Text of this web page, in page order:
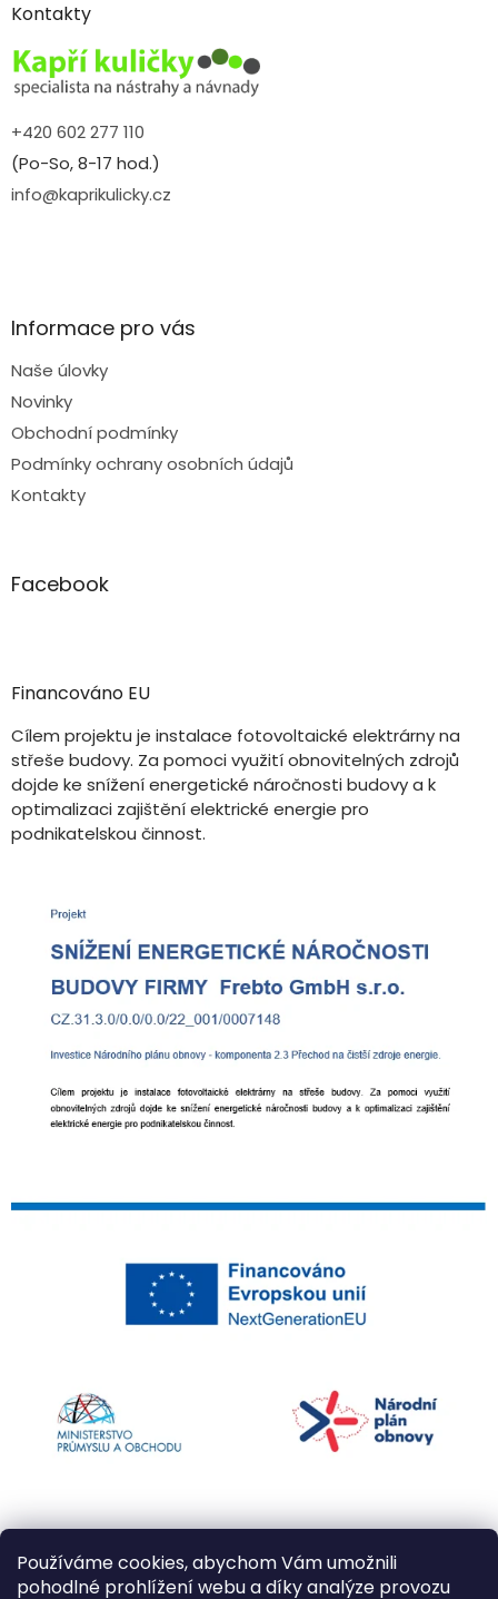
Používáme cookies, abychom Vám umožnili
pohodlné prohlížení webu a díky analýze provozu
aKontakty
+420 602 277 110
(Po-So, 8-17 hod.)
info@kaprikulicky.cz
Informace pro vás
Naše úlovky
Novinky
Obchodní podmínky
Podmínky ochrany osobních údajů
Kontakty
Facebook
Financováno EU
Cílem projektu je instalace fotovoltaické elektrárny na
střeše budovy. Za pomoci využití obnovitelných zdrojů
dojde ke snížení energetické náročnosti budovy a k
optimalizaci zajištění elektrické energie pro
podnikatelskou činnost.